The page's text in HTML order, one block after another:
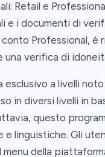
Retail e
e i documenti di
Professional, è
una verifica di
esclusivo a livelli
in diversi livelli in
questo
e linguistiche. Gli
della